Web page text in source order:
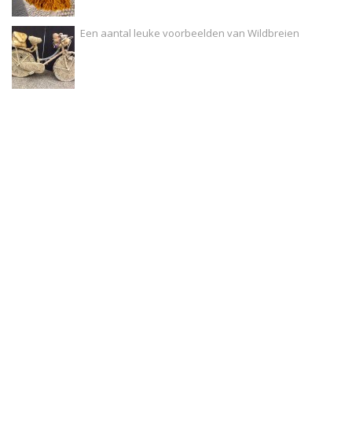
Een aantal leuke voorbeelden van Wildbreien